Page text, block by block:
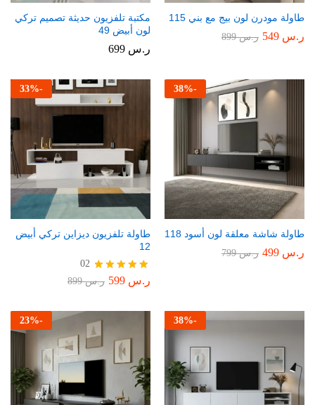
طاولة مودرن لون بيج مع بني 115
ر.س ر.س899
مكتبة تلفزيون حديثة تصميم تركي
لون أبيض 49
ر.س
-
38%
طاولة شاشة معلقة لون أسود 118
ر.س ر.س799
-
33%
طاولة تلفزيون ديزاين تركي أبيض
12
تم التقييم
02
ر.س ر.س899
-
38%
-
23%